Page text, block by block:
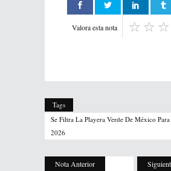
Valora esta nota
Tags
Se Filtra La Playera Verde De México
2026
Nota Anterior